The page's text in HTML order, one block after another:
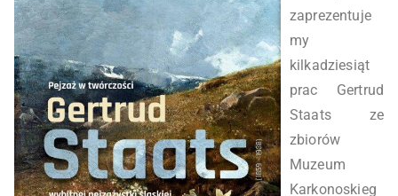
zaprezentuje
my
kilkadziesiąt
prac Gertrud
Staats ze
zbiorów
Muzeum
Karkonoskieg